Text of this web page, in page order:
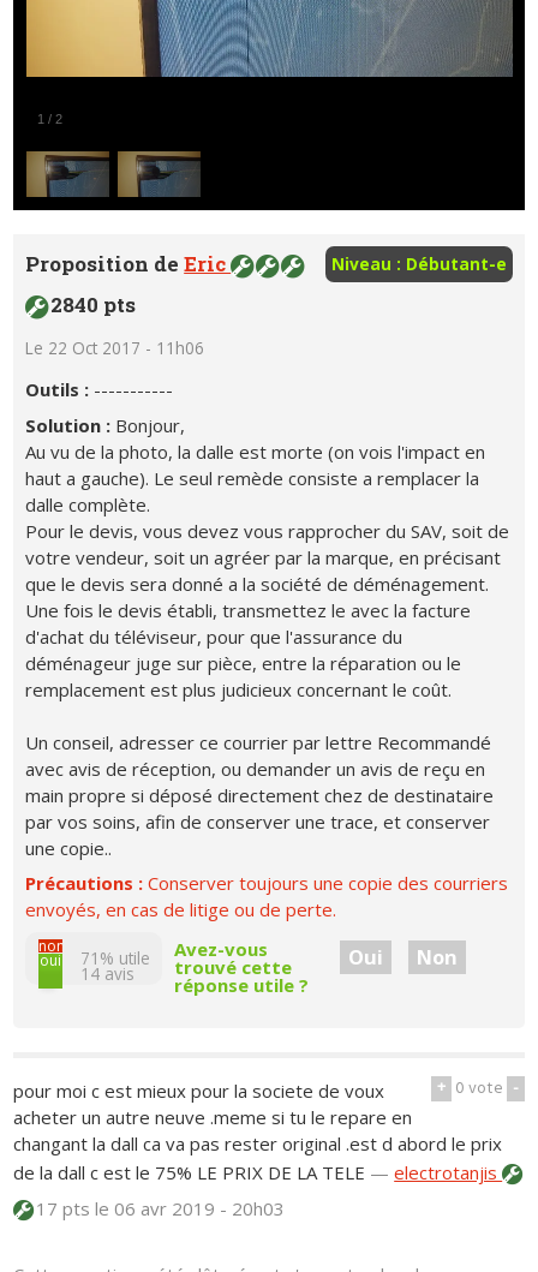
1 /2
Niveau : Débutant-e
Proposition deEric
2840 pts
Le 22 Oct 2017 - 11h06
Outils : -----------
Solution : Bonjour,
Au vu de la photo, la dalle est morte (on vois l'impact en
haut a gauche). Le seul remède consiste a remplacer la
dalle complète.
Pour le devis, vous devez vous rapprocher du SAV, soit de
votre vendeur, soit un agréer par la marque, en précisant
que le devis sera donné a la société de déménagement.
Une fois le devis établi, transmettez le avec la facture
d'achat du téléviseur, pour que l'assurance du
déménageur juge sur pièce, entre la réparation ou le
remplacement est plus judicieux concernant le coût.
Un conseil, adresser ce courrier par lettre Recommandé
avec avis de réception, ou demander un avis de reçu en
main propre si déposé directement chez de destinataire
par vos soins, afin de conserver une trace, et conserver
une copie..
Précautions :Conserver toujours une copie des courriers
envoyés, en cas de litige ou de perte.
non
oui 71% utile
14 avis
Avez-vous
trouvé cette
réponse utile ?
Oui Non
+ 0vote -
pour moi c est mieux pour la societe de voux
acheter un autre neuve .meme si tu le repare en
changant la dall ca va pas rester original .est d abord le prix
de la dall c est le 75% LE PRIX DE LA TELE —electrotanjis
17 ptsle 06 avr 2019 - 20h03